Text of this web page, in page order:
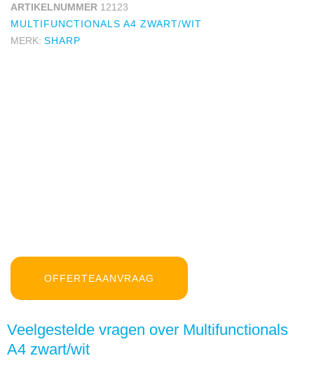
ARTIKELNUMMER 12123
MULTIFUNCTIONALS A4 ZWART/WIT
MERK: SHARP
OFFERTEAANVRAAG
Veelgestelde vragen over Multifunctionals
A4 zwart/wit